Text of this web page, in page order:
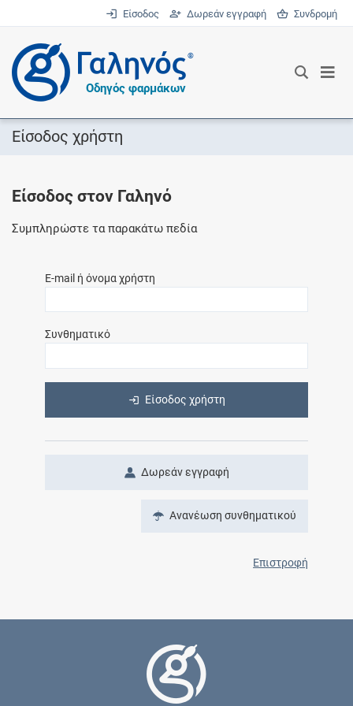
Είσοδος Δωρεάν εγγραφή Συνδρομή
®
Οδηγός φαρμάκων
Είσοδος χρήστη
Είσοδος στον Γαληνό
Συμπληρώστε τα παρακάτω πεδία
E-mail ή όνομα χρήστη
Συνθηματικό
Είσοδος χρήστη
Δωρεάν εγγραφή
Ανανέωση συνθηματικού
Επιστροφή